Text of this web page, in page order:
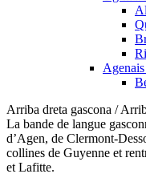
Arriba dreta gascona /
La bande de langue
d’Agen, de Clermont-
collines de Guyenne et
et Lafitte.